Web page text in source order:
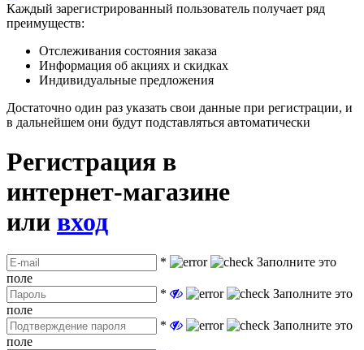
Каждый зарегистрированный пользователь получает ряд
преимуществ:
Отслеживания состояния заказа
Информация об акциях и скидках
Индивидуальные предложения
Достаточно один раз указать свои данные при регистрации, и
в дальнейшем они будут подставляться автоматически
Регистрация в
интернет-магазине
или вход
*
Заполните это
поле
*
Заполните это
поле
*
Заполните это
поле